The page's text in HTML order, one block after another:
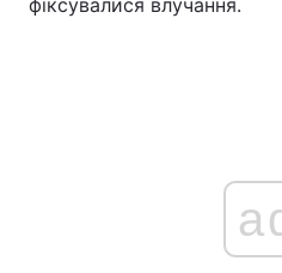
фіксувалися влучання.